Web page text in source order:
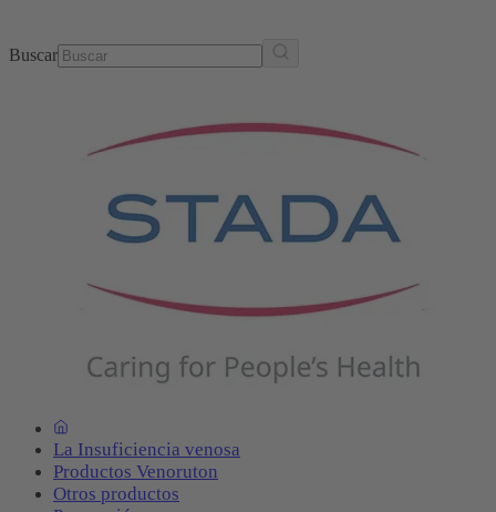
Buscar
La Insuficiencia venosa
Productos Venoruton
Otros productos